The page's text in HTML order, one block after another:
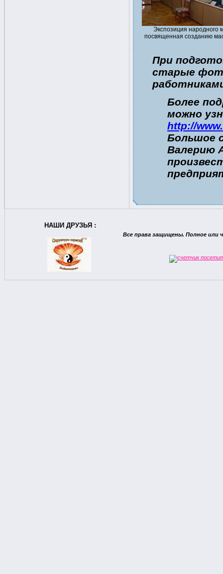
Экспозиция народного
посвященная созданию
При
старые
Более
можно
http://
Большое
Валерию
НАШИ ДРУЗЬЯ :
Все права защищены. Полное или